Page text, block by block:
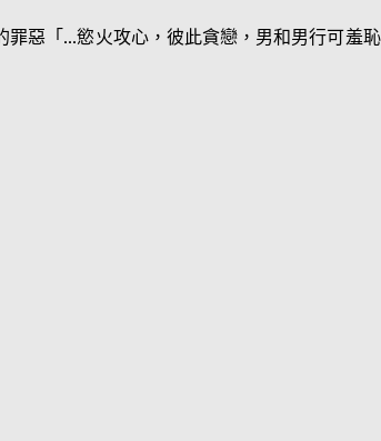
惡「...慾火攻心，彼此貪戀，男和男行可羞